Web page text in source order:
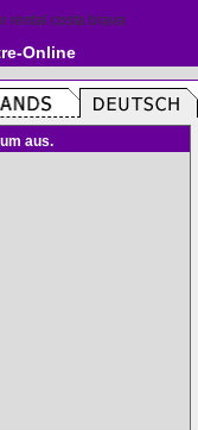
Online
aus.